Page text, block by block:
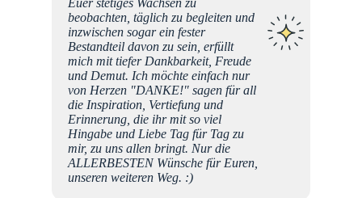
beobachten, täglich zu begleiten und
inzwischen sogar ein fester
Bestandteil davon zu sein, erfüllt
mich mit tiefer Dankbarkeit, Freude
und Demut. Ich möchte einfach nur
von Herzen "DANKE!" sagen für all
die Inspiration, Vertiefung und
Erinnerung, die ihr mit so viel
Hingabe und Liebe Tag für Tag zu
mir, zu uns allen bringt. Nur die
ALLERBESTEN Wünsche für Euren,
unseren weiteren Weg. :)